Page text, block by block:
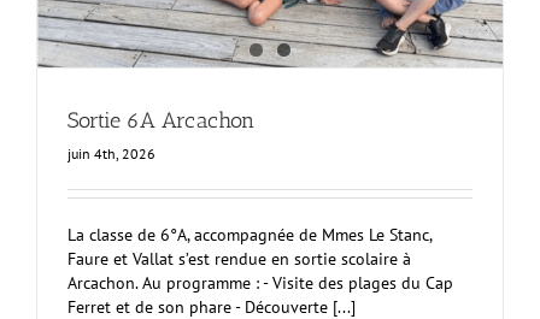
Sortie 6A Arcachon
juin 4th, 2026
La classe de 6°A, accompagnée de Mmes Le Stanc,
Faure et Vallat s’est rendue en sortie scolaire à
Arcachon. Au programme : - Visite des plages du Cap
Ferret et de son phare - Découverte [...]